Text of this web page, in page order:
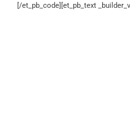
[/et_pb_code][et_pb_text